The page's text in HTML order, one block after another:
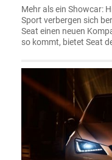
Mehr als ein Showcar:
Sport verbergen sich
Seat einen neuen
so kommt, bietet Seat